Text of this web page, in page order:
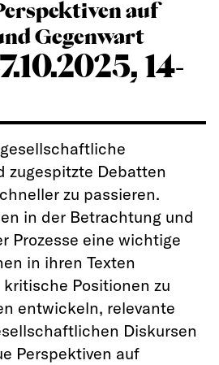
auf
Gegenwart
14-
zugespitzte Debatten
zu passieren.
in der Betrachtung und
Prozesse eine wichtige
in ihren Texten
Positionen zu
entwickeln, relevante
Diskursen
Perspektiven auf